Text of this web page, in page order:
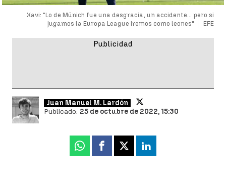
Xavi: "Lo de Múnich fue una desgracia, un accidente... pero si
jugamos la Europa League iremos como leones"
EFE
Juan Manuel M. Lardón
Publicado: 25 de octubre de 2022, 15:30
Whatsapp
Facebook
X Linkedin